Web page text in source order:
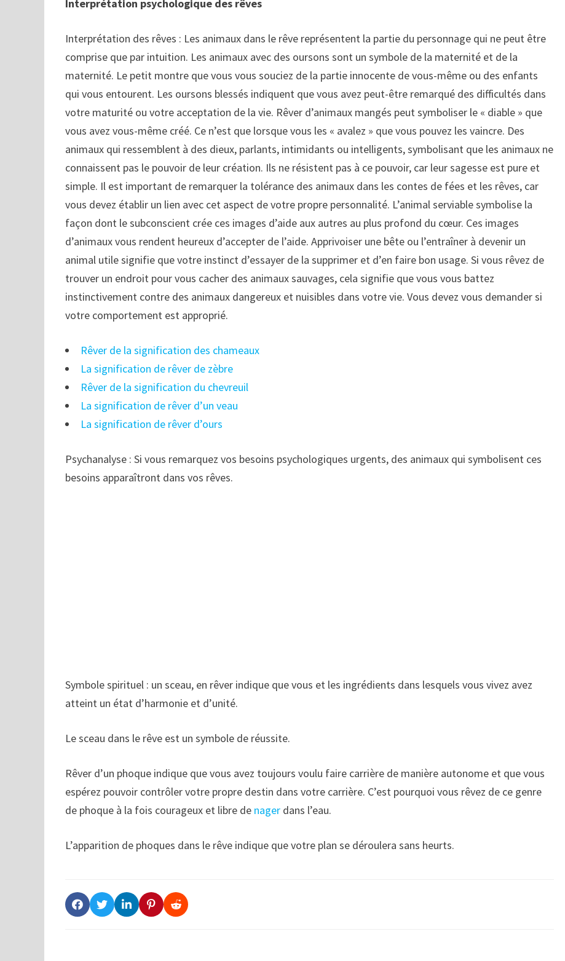
Interprétation psychologique des rêves
Interprétation des rêves : Les animaux dans le rêve représentent la partie du personnage qui ne peut être
comprise que par intuition. Les animaux avec des oursons sont un symbole de la maternité et de la
maternité. Le petit montre que vous vous souciez de la partie innocente de vous-même ou des enfants
qui vous entourent. Les oursons blessés indiquent que vous avez peut-être remarqué des difficultés dans
votre maturité ou votre acceptation de la vie. Rêver d’animaux mangés peut symboliser le « diable » que
vous avez vous-même créé. Ce n’est que lorsque vous les « avalez » que vous pouvez les vaincre. Des
animaux qui ressemblent à des dieux, parlants, intimidants ou intelligents, symbolisant que les animaux ne
connaissent pas le pouvoir de leur création. Ils ne résistent pas à ce pouvoir, car leur sagesse est pure et
simple. Il est important de remarquer la tolérance des animaux dans les contes de fées et les rêves, car
vous devez établir un lien avec cet aspect de votre propre personnalité. L’animal serviable symbolise la
façon dont le subconscient crée ces images d’aide aux autres au plus profond du cœur. Ces images
d’animaux vous rendent heureux d’accepter de l’aide. Apprivoiser une bête ou l’entraîner à devenir un
animal utile signifie que votre instinct d’essayer de la supprimer et d’en faire bon usage. Si vous rêvez de
trouver un endroit pour vous cacher des animaux sauvages, cela signifie que vous vous battez
instinctivement contre des animaux dangereux et nuisibles dans votre vie. Vous devez vous demander si
votre comportement est approprié.
Rêver de la signification des chameaux
La signification de rêver de zèbre
Rêver de la signification du chevreuil
La signification de rêver d’un veau
La signification de rêver d’ours
Psychanalyse : Si vous remarquez vos besoins psychologiques urgents, des animaux qui symbolisent ces
besoins apparaîtront dans vos rêves.
Symbole spirituel : un sceau, en rêver indique que vous et les ingrédients dans lesquels vous vivez avez
atteint un état d’harmonie et d’unité.
Le sceau dans le rêve est un symbole de réussite.
Rêver d’un phoque indique que vous avez toujours voulu faire carrière de manière autonome et que vous
espérez pouvoir contrôler votre propre destin dans votre carrière. C’est pourquoi vous rêvez de ce genre
de phoque à la fois courageux et libre de nager dans l’eau.
L’apparition de phoques dans le rêve indique que votre plan se déroulera sans heurts.